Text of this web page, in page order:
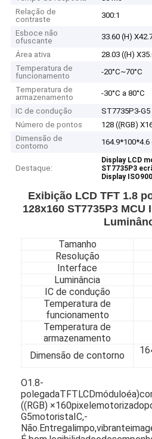
Relação de
contraste
300:1
Esboce não
ofuscante
33.60 (H)
Área ativa
28.03 ((H)
Temperatura de
funcionamento
-20°C~70°C
Temperatura de
armazenamento
-30°C a 80°C
IC de condução
ST7735P3-G5
Número de pontos
128 ((RGB)
Dimensão de
contorno
164.9*100*4.6
Destaque:
Display LCD
ST7735P3
Display
Exibição LCD TFT 1.8
128x160 ST7735P3 MCU
Tamanho
Resolução
Interface
Luminância
IC de condução
Temperatura de
funcionamento
Temperatura de
armazenamento
Dimensão de contorno
O1.8-
polegadaTFTLCDmóduloéa)
((RGB) ×160pixelemotorizado
G5motoristaIC,-
Não.Entregalimpo,vibrante